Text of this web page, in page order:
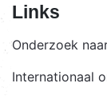
Links
Onderzoek
Internationaal